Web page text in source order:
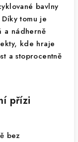
bavlny
tomu je
a nádherně
kde hraje
a stoprocentně
přízi
bez